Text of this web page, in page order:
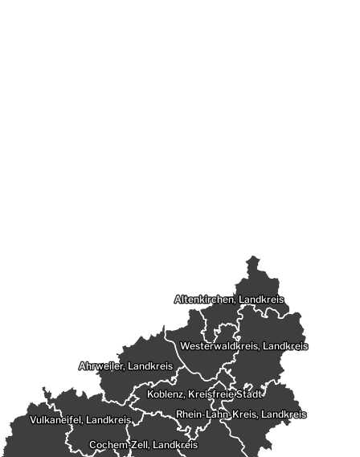
Koblenz, Kreisfreie Stadt
Ahrweiler, Landkreis
Altenkirchen, Landkreis
Cochem-Zell, Landkreis
Rhein-Lahn-Kreis, Landkreis
Westerwaldkreis, Landkreis
Vulkaneifel, Landkreis